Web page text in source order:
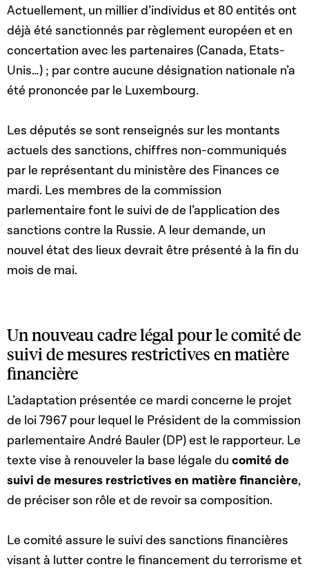
Actuellement, un millier d’individus et 80 entités ont
déjà été sanctionnés par règlement européen et en
concertation avec les partenaires (Canada, Etats-
Unis…) ; par contre aucune désignation nationale n’a
été prononcée par le Luxembourg.
Les députés se sont renseignés sur les montants
actuels des sanctions, chiffres non-communiqués
par le représentant du ministère des Finances ce
mardi. Les membres de la commission
parlementaire font le suivi de de l’application des
sanctions contre la Russie. A leur demande, un
nouvel état des lieux devrait être présenté à la fin du
mois de mai.
Un nouveau cadre légal pour le comité de
suivi de mesures restrictives en matière
financière
L’adaptation présentée ce mardi concerne le projet
de loi 7967 pour lequel le Président de la commission
parlementaire André Bauler (DP) est le rapporteur. Le
texte vise à renouveler la base légale du comité de
suivi de mesures restrictives en matière financière,
de préciser son rôle et de revoir sa composition.
Le comité assure le suivi des sanctions financières
visant à lutter contre le financement du terrorisme et